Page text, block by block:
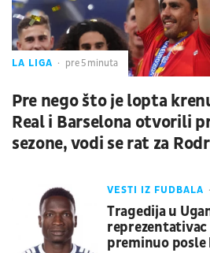
LA LIGA pre 5 minuta
Pre nego što je lopta
Real i Barselona otvorili
sezone, vodi se rat za
VESTI IZ FUDBALA
Tragedija u
reprezentativac
preminuo